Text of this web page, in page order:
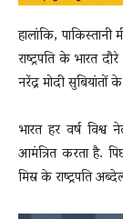
हालांकि,
राष्ट्रपति के भारत
नरेंद्र मोदी
भारत हर वर्ष
आमंत्रित करता है.
मिस्र के राष्ट्रपति